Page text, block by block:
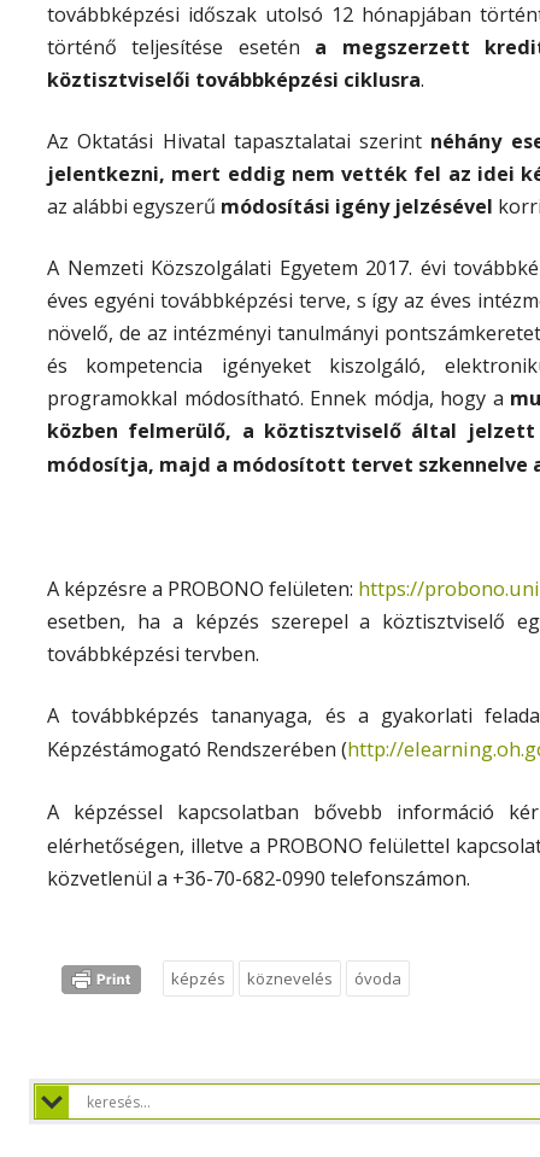
továbbképzési időszak utolsó 12 hónapjában
történő teljesítése esetén a megszerzett
köztisztviselői továbbképzési ciklusra.
Az Oktatási Hivatal tapasztalatai szerint néhány
jelentkezni, mert eddig nem vették fel az idei
az alábbi egyszerű módosítási igény jelzésével
A Nemzeti Közszolgálati Egyetem 2017. évi
éves egyéni továbbképzési terve, s így az éves
növelő, de az intézményi tanulmányi
és kompetencia igényeket kiszolgáló,
programokkal módosítható. Ennek módja, hogy a
közben felmerülő, a köztisztviselő által jelzett
módosítja, majd a módosított tervet szkennelve
A képzésre a PROBONO felületen: https://
esetben, ha a képzés szerepel a köztisztviselő
továbbképzési tervben.
A továbbképzés tananyaga, és a gyakorlati
Képzéstámogató Rendszerében (http://
A képzéssel kapcsolatban bővebb információ
elérhetőségen, illetve a PROBONO felülettel
közvetlenül a +36-70-682-0990 telefonszámon.
képzés köznevelés óvoda